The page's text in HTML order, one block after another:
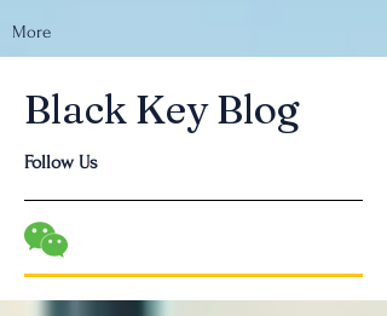
More
Black Key Blog
Follow Us